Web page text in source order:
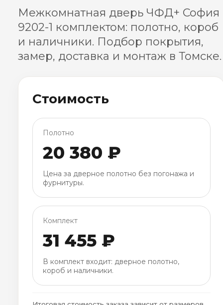
Межкомнатная дверь ЧФД+ София
9202-1 комплектом: полотно, короб
и наличники. Подбор покрытия,
замер, доставка и монтаж в Томске.
Стоимость
Полотно
20 380 ₽
Цена за дверное полотно без погонажа и
фурнитуры.
Комплект
31 455 ₽
В комплект входит: дверное полотно,
короб и наличники.